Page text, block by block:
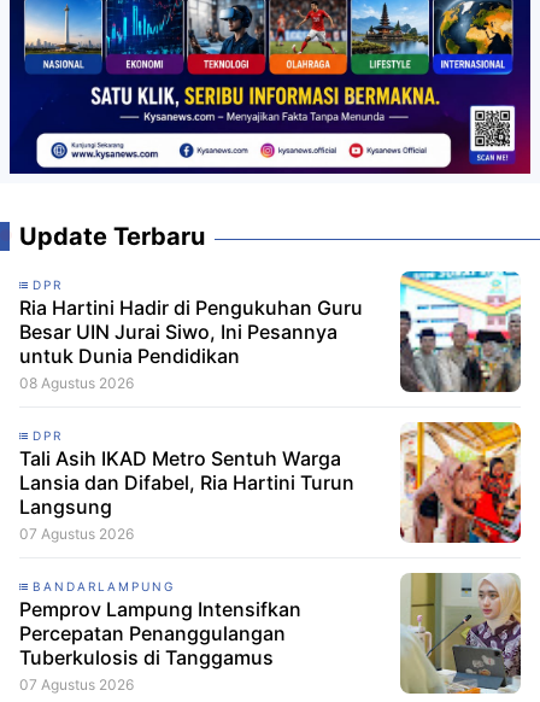
Update Terbaru
DPR
Ria Hartini Hadir di Pengukuhan Guru
Besar UIN Jurai Siwo, Ini Pesannya
untuk Dunia Pendidikan
08 Agustus 2026
DPR
Tali Asih IKAD Metro Sentuh Warga
Lansia dan Difabel, Ria Hartini Turun
Langsung
07 Agustus 2026
BANDARLAMPUNG
Pemprov Lampung Intensifkan
Percepatan Penanggulangan
Tuberkulosis di Tanggamus
07 Agustus 2026